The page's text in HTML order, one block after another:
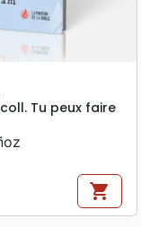
Tu peux faire
shopping_cart